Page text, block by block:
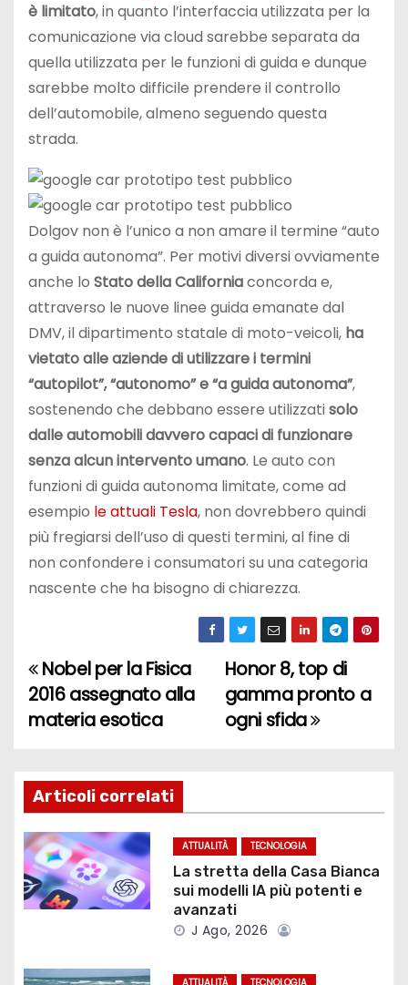
è limitato, in quanto l’interfaccia utilizzata per la
comunicazione via cloud sarebbe separata da
quella utilizzata per le funzioni di guida e dunque
sarebbe molto difficile prendere il controllo
dell’automobile, almeno seguendo questa
strada.
Dolgov non è l’unico a non amare il termine “auto
a guida autonoma”. Per motivi diversi ovviamente
anche lo Stato della Californiaconcorda e,
attraverso le nuove linee guida emanate dal
DMV, il dipartimento statale di moto-veicoli, ha
vietato alle aziende di utilizzare i termini
“autopilot”, “autonomo” e “a guida autonoma”,
sostenendo che debbano essere utilizzatisolo
dalle automobili davvero capaci di funzionare
senza alcun intervento umano. Le auto con
funzioni di guida autonoma limitate, come ad
esempio le attuali Tesla, non dovrebbero quindi
più fregiarsi dell’uso di questi termini, al fine di
non confondere i consumatori su una categoria
nascente che ha bisogno di chiarezza.
N
a
i
g
a
z
Honor 8, top di
gamma pronto a
ogni sfida
Nobel per la Fisica
2016 assegnato alla
materia esotica
Articoli correlati
ATTUALITÀ TECNOLOGIA
La stretta della Casa Bianca
sui modelli IA più potenti e
avanzati
J Ago, 2026